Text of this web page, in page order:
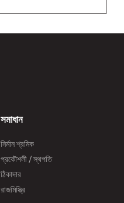
সমাধান
নির্মান শ্রমিক
প্রকৌশলী / স্থপতি
ঠিকাদার
রাজমিস্ত্রি